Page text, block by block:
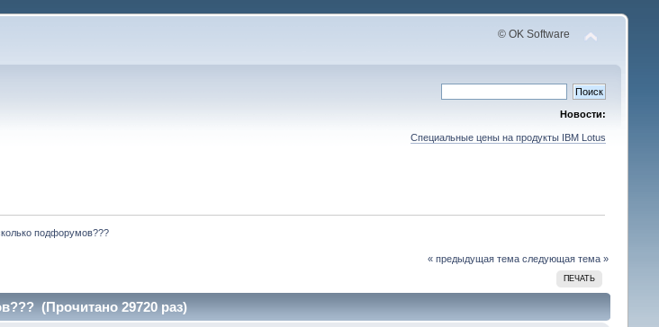
© OK Software
Новости:
Специальные цены на продукты IBM Lotus
подфорумов???
« предыдущая тема следующая тема »
ПЕЧАТЬ
(Прочитано 29720 раз)